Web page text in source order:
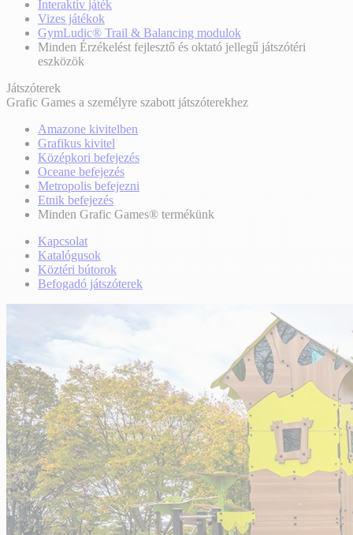
Interaktív játék
Vizes játékok
GymLudic® Trail & Balancing modulok
Minden Érzékelést fejlesztő és oktató jellegű játszótéri
eszközök
Játszóterek
Grafic Games a személyre szabott játszóterekhez
Amazone kivitelben
Grafikus kivitel
Középkori befejezés
Oceane befejezés
Metropolis befejezni
Etnik befejezés
Minden Grafic Games® termékünk
Kapcsolat
Katalógusok
Köztéri bútorok
Befogadó játszóterek